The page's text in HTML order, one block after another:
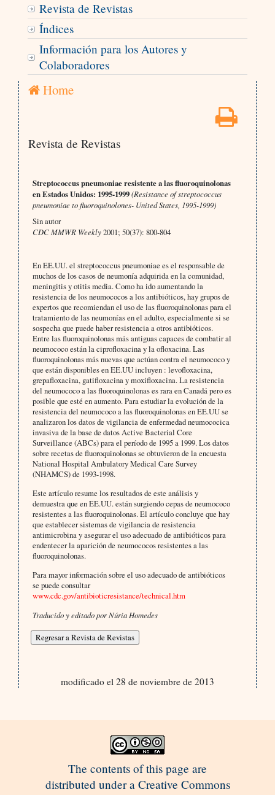
Revista de Revistas
Índices
Información para los Autores y
Colaboradores
Home
Revista de Revistas
Streptococcus pneumoniae resistente a las fluoroquinolonas
en Estados Unidos: 1995-1999(Resistance of streptococcus
pneumoniae to fluoroquinolones- United States, 1995-1999)
Sin autor
CDC MMWR Weekly2001; 50(37): 800-804
En EE.UU. el streptococcus pneumoniae es el responsable de
muchos de los casos de neumonía adquirida en la comunidad,
meningitis y otitis media. Como ha ido aumentando la
resistencia de los neumococos a los antibióticos, hay grupos de
expertos que recomiendan el uso de las fluoroquinolonas para el
tratamiento de las neumonías en el adulto, especialmente si se
sospecha que puede haber resistencia a otros antibióticos.
Entre las fluoroquinolonas más antiguas capaces de combatir al
neumococo están la ciprofloxacina y la ofloxacina. Las
fluoroquinolonas más nuevas que actúan contra el neumococo y
que están disponibles en EE.UU incluyen : levofloxacina,
grepafloxacina, gatifloxacina y moxifloxacina. La resistencia
del neumococo a las fluoroquinolonas es rara en Canadá pero es
posible que esté en aumento. Para estudiar la evolución de la
resistencia del neumococo a las fluoroquinolonas en EE.UU se
analizaron los datos de vigilancia de enfermedad neumococica
invasiva de la base de datos Active Bacterial Core
Surveillance (ABCs) para el período de 1995 a 1999. Los datos
sobre recetas de fluoroquinolonas se obtuvieron de la encuesta
National Hospital Ambulatory Medical Care Survey
(NHAMCS) de 1993-1998.
Este artículo resume los resultados de este análisis y
demuestra que en EE.UU. están surgiendo cepas de neumococo
resistentes a las fluoroquinolonas. El artículo concluye que hay
que establecer sistemas de vigilancia de resistencia
antimicrobina y asegurar el uso adecuado de antibióticos para
endentecer la aparición de neumococos resistentes a las
fluoroquinolonas.
Para mayor información sobre el uso adecuado de antibióticos
se puede consultar
www.cdc.gov/antibioticresistance/technical.htm
Traducido y editado por Núria Homedes
modificado el 28 de noviembre de 2013
The contents of this page are
distributed under a Creative Commons